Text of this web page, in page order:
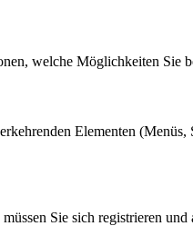
welche Möglichkeiten Sie
Elementen
Sie sich registrieren und